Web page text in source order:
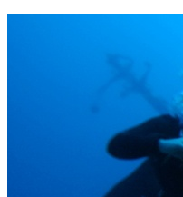
Das
ein neues
umgezogen
forum.com